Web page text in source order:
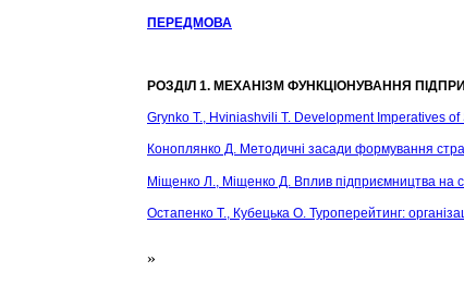
ПЕРЕДМОВА
РОЗДІЛ 1. МЕХАНІЗМ ФУНКЦІОНУВАННЯ
Grynko Т., Hviniashvili Т. Development Imperatives
Коноплянко Д. Методичні засади формування
Міщенко Л., Міщенко Д. Вплив підприємництва на
Остапенко Т., Кубецька О. Туроперейтинг:
»